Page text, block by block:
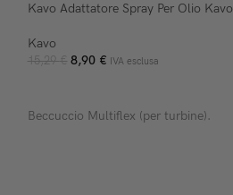
Kavo Adattatore Spray Per Olio Kavo
Kavo
15,29€ 8,90 € IVA esclusa
Beccuccio Multiflex (per turbine).